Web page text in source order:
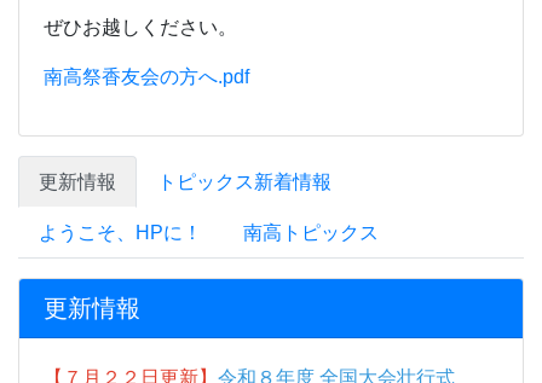
ぜひお越しください。
南高祭香友会の方へ.pdf
更新情報 トピックス新着情報
ようこそ、HPに！ 南高トピックス
更新情報
【７月２２日更新】 令和８年度 全国大会壮行式